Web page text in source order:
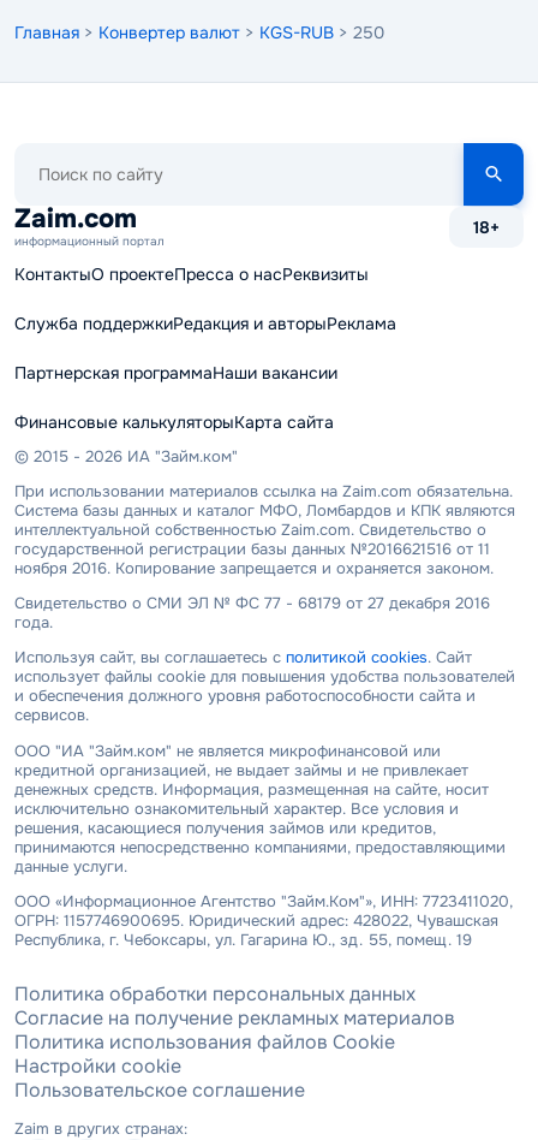
Главная > Конвертер валют > KGS-RUB > 250
сайту
Zaim.com
информационный портал
18+
КонтактыО проектеПресса о насРеквизиты
Служба поддержкиРедакция и авторыРеклама
Партнерская программаНаши вакансии
Финансовые калькуляторыКарта сайта
© 2015 - 2026 ИА "Займ.ком"
При использовании материалов ссылка на Zaim.com обязательна.
Система базы данных и каталог МФО, Ломбардов и КПК являются
интеллектуальной собственностью Zaim.com. Свидетельство о
государственной регистрации базы данных №2016621516 от 11
ноября 2016. Копирование запрещается и охраняется законом.
Свидетельство о СМИ ЭЛ № ФС 77 - 68179 от 27 декабря 2016
года.
Используя сайт, вы соглашаетесь с политикой cookies. Сайт
использует файлы cookie для повышения удобства пользователей
и обеспечения должного уровня работоспособности сайта и
сервисов.
ООО "ИА "Займ.ком" не является микрофинансовой или
кредитной организацией, не выдает займы и не привлекает
денежных средств. Информация, размещенная на сайте, носит
исключительно ознакомительный характер. Все условия и
решения, касающиеся получения займов или кредитов,
принимаются непосредственно компаниями, предоставляющими
данные услуги.
ООО «Информационное Агентство "Займ.Ком"», ИНН: 7723411020,
ОГРН: 1157746900695. Юридический адрес: 428022, Чувашская
Республика, г. Чебоксары, ул. Гагарина Ю., зд. 55, помещ. 19
Политика обработки персональных данных
Согласие на получение рекламных материалов
Политика использования файлов Cookie
Настройки cookie
Пользовательское соглашение
Zaim в других странах: